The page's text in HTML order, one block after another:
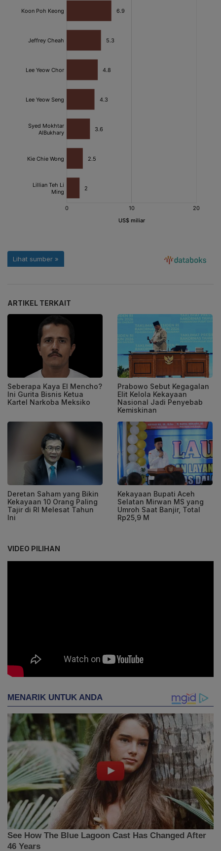
ARTIKEL TERKAIT
Seberapa Kaya El Mencho?
Ini Gurita Bisnis Ketua
Kartel Narkoba Meksiko
Prabowo Sebut Kegagalan
Elit Kelola Kekayaan
Nasional Jadi Penyebab
Kemiskinan
Deretan Saham yang Bikin
Kekayaan 10 Orang Paling
Tajir di RI Melesat Tahun
Ini
Kekayaan Bupati Aceh
Selatan Mirwan MS yang
Umroh Saat Banjir, Total
Rp25,9 M
VIDEO PILIHAN